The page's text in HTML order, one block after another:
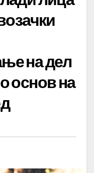
на дел
основ на